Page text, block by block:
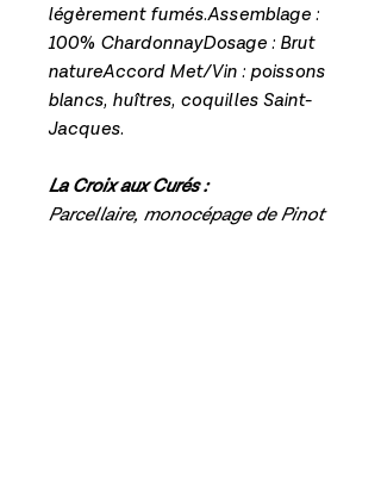
légèrement fumés.Assemblage :
100% ChardonnayDosage : Brut
natureAccord Met/Vin : poissons
blancs, huîtres, coquilles Saint-
Jacques.
La Croix aux Curés :
Parcellaire, monocépage de Pinot